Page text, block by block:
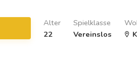
Spielklasse
Vereinslos
Alter
22